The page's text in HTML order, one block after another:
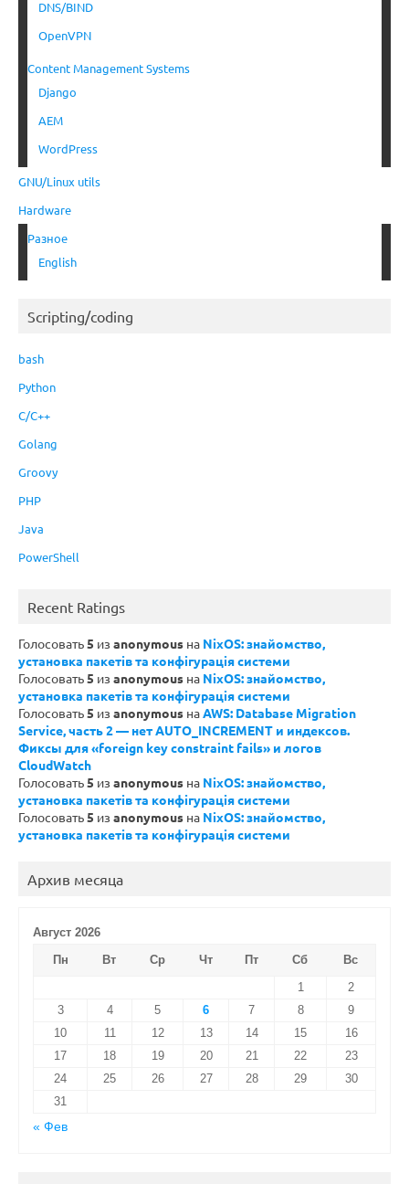
DNS/BIND
OpenVPN
Content Management Systems
Django
AEM
WordPress
GNU/Linux utils
Hardware
Разное
English
Scripting/coding
bash
Python
C/C++
Golang
Groovy
PHP
Java
PowerShell
Recent Ratings
Голосовать5 из anonymous на NixOS: знайомство,
установка пакетів та конфігурація системи
Голосовать5 из anonymous на NixOS: знайомство,
установка пакетів та конфігурація системи
Голосовать5 из anonymous наAWS: Database Migration
Service, часть 2 — нет AUTO_INCREMENT и индексов.
Фиксы для «foreign key constraint fails» и логов
CloudWatch
Голосовать5 из anonymous на NixOS: знайомство,
установка пакетів та конфігурація системи
Голосовать5 из anonymous на NixOS: знайомство,
установка пакетів та конфігурація системи
Архив месяца
Август 2026
Пн
Вт Ср Чт Пт Сб
Вс
1
2
3
4 5 6 7 8
9
10
11 12 13 14 15
16
17
18 19 20 21 22
23
24
25 26 27 28 29
30
31
« Фев